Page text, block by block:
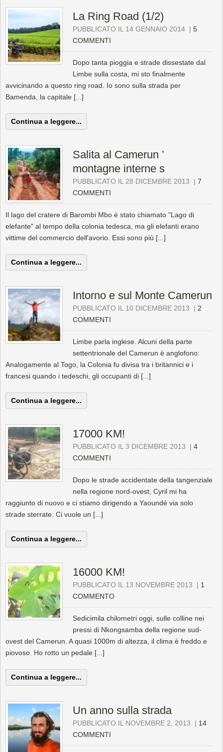
La Ring Road (1/2)
PUBBLICATO IL 14 GENNAIO 2014 | 5
COMMENTI
Dopo tanta pioggia e strade dissestate dal
Limbe sulla costa, mi sto finalmente
avvicinando a questo ring road. Io sono sulla strada per
Bamenda, la capitale [...]
Continua a leggere...
Salita al Camerun ’
montagne interne s
PUBBLICATO IL 28 DICEMBRE 2013 | 7
COMMENTI
Il lago del cratere di Barombi Mbo è stato chiamato "Lago di
elefante" al tempo della colonia tedesca, ma gli elefanti erano
vittime del commercio dell'avorio. Essi sono più [...]
Continua a leggere...
Intorno e sul Monte Camerun
PUBBLICATO IL 10 DICEMBRE 2013 | 2
COMMENTI
Limbe parla inglese. Alcuni della parte
settentrionale del Camerun è anglofono:
Analogamente al Togo, la Colonia fu divisa tra i britannici e i
francesi quando i tedeschi, gli occupanti di [...]
Continua a leggere...
17000 KM!
PUBBLICATO IL 3 DICEMBRE 2013 | 4
COMMENTI
Dopo le strade accidentate della tangenziale
nella regione nord-ovest, Cyril mi ha
raggiunto di nuovo e ci stiamo dirigendo a Yaoundé via solo
strade sterrate. Ci vuole un [...]
Continua a leggere...
16000 KM!
PUBBLICATO IL 13 NOVEMBRE 2013 | 1
COMMENTO
Sedicimila chilometri oggi, sulle colline nei
pressi di Nkongsamba della regione sud-
ovest del Camerun. A quasi 1000m di altezza, il clima è freddo e
piovoso. Ho rotto un pedale [...]
Continua a leggere...
Un anno sulla strada
PUBBLICATO IL NOVEMBRE 2, 2013 | 14
COMMENTI